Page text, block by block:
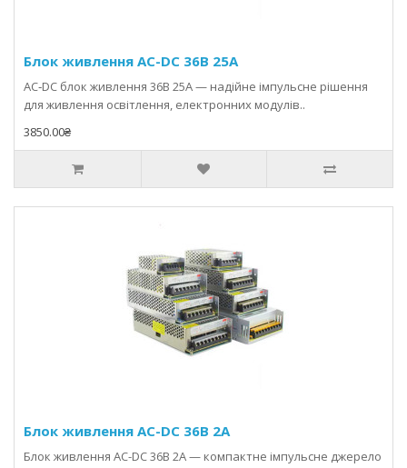
Блок живлення AC-DC 36В 25A
AC‑DC блок живлення 36В 25A — надійне імпульсне рішення
для живлення освітлення, електронних модулів..
3850.00₴
Блок живлення AC-DC 36В 2A
Блок живлення AC-DC 36В 2A — компактне імпульсне джерело